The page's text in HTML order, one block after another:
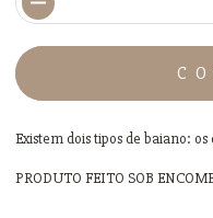
Existem dois tipos de baiano:
PRODUTO FEITO SOB